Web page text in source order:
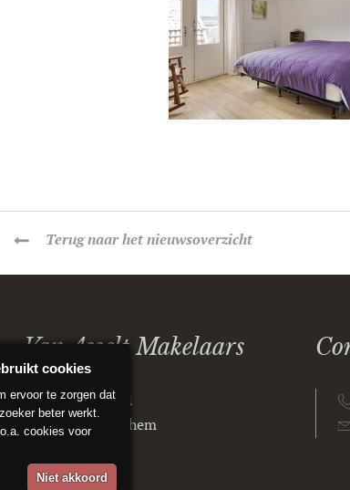
Terugnaar het nieuwsoverzicht
Van Asselt Makelaars
Postbus 5151
6802 ED Arnhem
cookies
ervoor te zorgen dat
beter werkt.
cookies voor
Niet akkoord